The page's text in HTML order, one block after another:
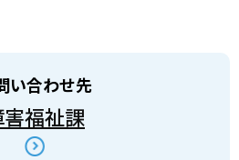
い合わせ先
害福祉課